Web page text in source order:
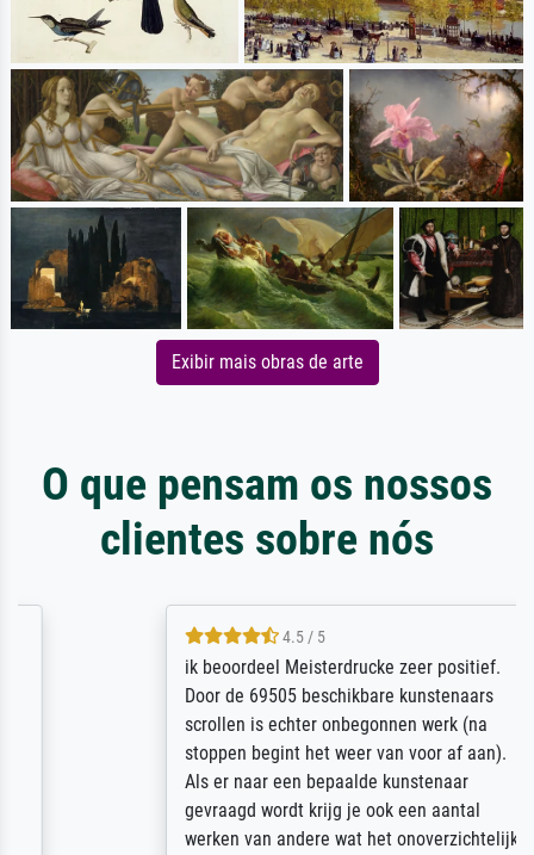
Exibir mais obras de arte
O que pensam os nossos
clientes sobre nós
4.5 / 5
ik beoordeel Meisterdrucke zeer positief.
Door de 69505 beschikbare kunstenaars
scrollen is echter onbegonnen werk (na
stoppen begint het weer van voor af aan).
Als er naar een bepaalde kunstenaar
gevraagd wordt krijg je ook een aantal
werken van andere wat het onoverzichtelijk